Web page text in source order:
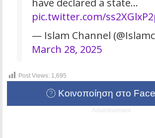
have declared a state…
pic.twitter.com/
— Islam Channel
March 28, 2025
Post Views: 1,695
Κοινοποίηση στο
Advertisement